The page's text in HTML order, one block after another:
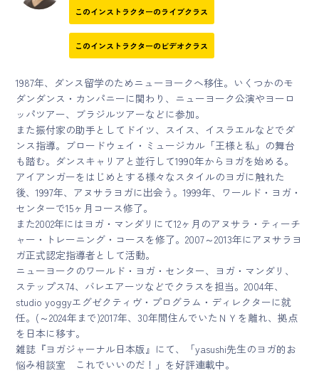
このインストラクターのライブクラス
このインストラクターのビデオクラス
1987年、ダンス留学のためニューヨークへ移住。いくつかのモ
ダンダンス・カンパニーに関わり、ニューヨーク公演やヨーロ
ッパツアー、ブラジルツアーなどに参加。
また振付家の助手としてドイツ、スイス、イスラエルなどでダ
ンス指導。ブロードウェイ・ミュージカル「王様と私」の舞台
も踏む。ダンスキャリアと並行して1990年からヨガを始める。
アイアンガーをはじめとする様々なスタイルのヨガに触れた
後、1997年、アヌサラヨガに出会う。1999年、ワールド・ヨガ・
センターで15ヶ月コース修了。
また2002年にはヨガ・マンダリにて12ヶ月のアヌサラ・ティーチ
ャー・トレーニング・コースを修了。2007～2013年にアヌサラヨ
ガ正式認定指導者として活動。
ニューヨークのワールド・ヨガ・センター、ヨガ・マンダリ、
ステップス74、バレエアーツなどでクラスを担当。2004年、
studio yoggyエグゼクティヴ・プログラム・ディレクターに就
任。(～2024年まで)2017年、30年間住んでいたＮＹを離れ、拠点
を日本に移す。
雑誌『ヨガジャーナル日本版』にて、「yasushi先生のヨガ的お
悩み相談室 これでいいのだ！」を好評連載中。